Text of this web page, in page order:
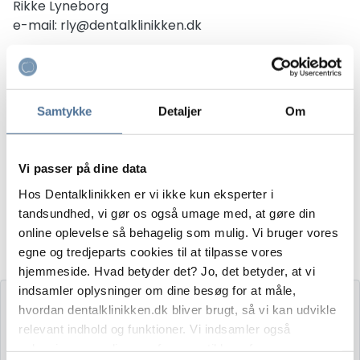
Samtykke Detaljer Om
Vi passer på dine data
Hos Dentalklinikken er vi ikke kun eksperter i
tandsundhed, vi gør os også umage med, at gøre din
online oplevelse så behagelig som mulig. Vi bruger vores
egne og tredjeparts cookies til at tilpasse vores
hjemmeside. Hvad betyder det? Jo, det betyder, at vi
indsamler oplysninger om dine besøg for at måle,
hvordan dentalklinikken.dk bliver brugt, så vi kan udvikle
relevant indhold og funktioner. Vi indsamler også
Rikke Lyneborg
e-mail: rly@dentalklinikken.dk
Spørgsmål
Kontakt Rikke på
Adresse
Dentalklinikken Odense
5000 Odense C
www.dentalklinikken.dk
Udskriv jobopslag
Kontakt os